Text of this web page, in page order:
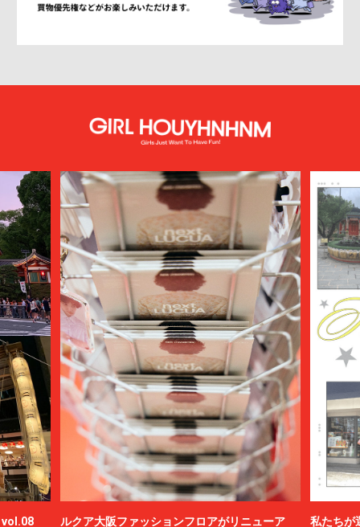
vol.08 ルクア大阪ファッションフロアがリニューア 私たちが